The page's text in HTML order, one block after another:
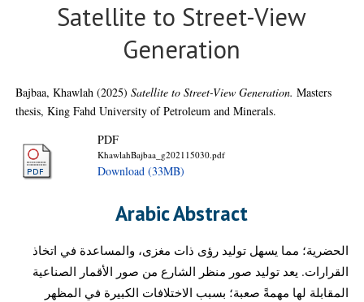
Satellite to Street-View
Generation
Bajbaa, Khawlah (2025)Satellite to Street-View Generation. Masters
thesis, King Fahd University of Petroleum and Minerals.
PDF
KhawlahBajbaa_g202115030.pdf
Download (33MB)
Arabic Abstract
الحضرية؛ مما يسهل توليد رؤى ذات مغزى، والمساعدة في اتخاذ
القرارات. يعد توليد صور منظر الشارع من صور الأقمار الصناعية
المقابلة لها مهمةً صعبة؛ بسبب الاختلافات الكبيرة في المظهر